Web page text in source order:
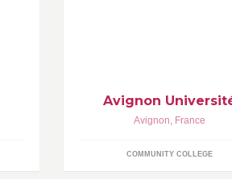
Avignon
Avignon, France
COMMUNITY COLLEGE